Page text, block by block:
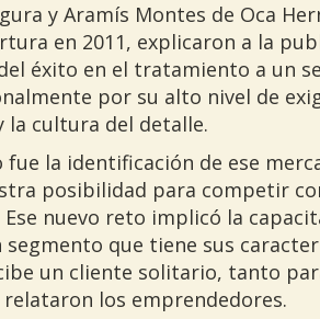
y Aramís Montes de Oca
en 2011, explicaron a la
éxito en el tratamiento a un
por su alto nivel de
la cultura del detalle.
la identificación de ese
posibilidad para competir
Ese nuevo reto implicó la
que tiene sus
un cliente solitario, tanto
los emprendedores.